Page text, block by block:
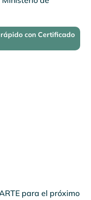
con Certificado
para el próximo